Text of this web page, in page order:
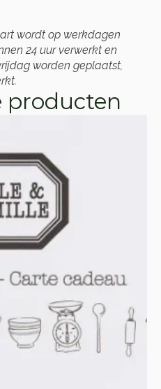
wordt op werkdagen
24 uur verwerkt en
worden geplaatst,
producten